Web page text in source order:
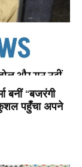
बनीं “बजरंगी
पहुँचा अपने